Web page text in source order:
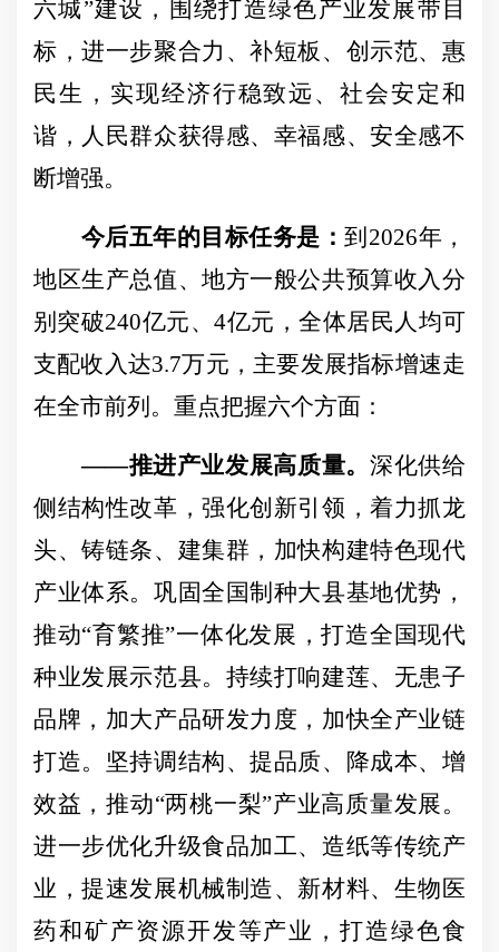
六城”建设，围绕打造绿色产业发展带目
标，进一步聚合力、补短板、创示范、惠
民生，实现经济行稳致远、社会安定和
谐，人民群众获得感、幸福感、安全感不
断增强。
今后五年的目标任务是：到 2026年，
地区生产总值、地方一般公共预算收入分
别突破240亿元、4亿元，全体居民人均可
支配收入达3.7万元，主要发展指标增速走
在全市前列。重点把握六个方面：
——推进产业发展高质量。深化供给
侧结构性改革，强化创新引领，着力抓龙
头、铸链条、建集群，加快构建特色现代
产业体系。巩固全国制种大县基地优势，
推动“育繁推”一体化发展，打造全国现代
种业发展示范县。持续打响建莲、无患子
品牌，加大产品研发力度，加快全产业链
打造。坚持调结构、提品质、降成本、增
效益，推动“两桃一梨”产业高质量发展。
进一步优化升级食品加工、造纸等传统产
业，提速发展机械制造、新材料、生物医
药和矿产资源开发等产业，打造绿色食